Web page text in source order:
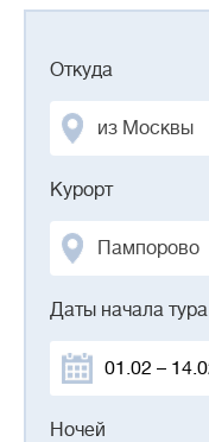
Откуда
из Москвы
Курорт
Пампорово
Даты начала тура
Ночей